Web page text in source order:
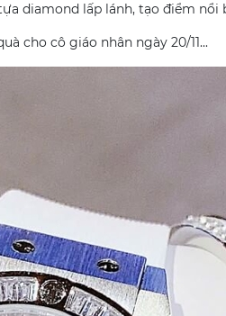
diamond lấp lánh, tạo điểm
cho cô giáo nhân ngày 20/11...